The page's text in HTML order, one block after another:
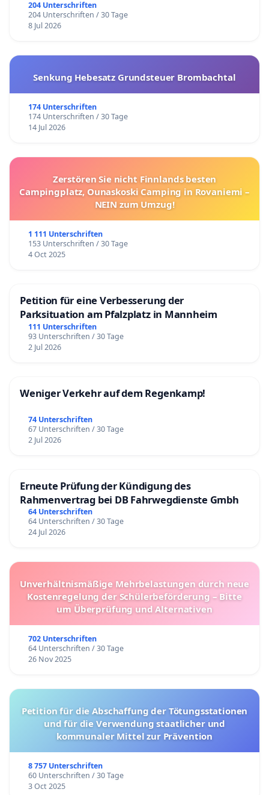
204 Unterschriften
204 Unterschriften / 30 Tage
8 Jul 2026
Senkung Hebesatz Grundsteuer Brombachtal
174 Unterschriften
174 Unterschriften / 30 Tage
14 Jul 2026
Zerstören Sie nicht Finnlands besten
Campingplatz, Ounaskoski Camping in Rovaniemi –
NEIN zum Umzug!
1 111 Unterschriften
153 Unterschriften / 30 Tage
4 Oct 2025
Petition für eine Verbesserung der
Parksituation am Pfalzplatz in Mannheim
111 Unterschriften
93 Unterschriften / 30 Tage
2 Jul 2026
Weniger Verkehr auf dem Regenkamp!
74 Unterschriften
67 Unterschriften / 30 Tage
2 Jul 2026
Erneute Prüfung der Kündigung des
Rahmenvertrag bei DB Fahrwegdienste Gmbh
64 Unterschriften
64 Unterschriften / 30 Tage
24 Jul 2026
Unverhältnismäßige Mehrbelastungen durch neue
Kostenregelung der Schülerbeförderung – Bitte
um Überprüfung und Alternativen
702 Unterschriften
64 Unterschriften / 30 Tage
26 Nov 2025
Petition für die Abschaffung der Tötungsstationen
und für die Verwendung staatlicher und
kommunaler Mittel zur Prävention
8 757 Unterschriften
60 Unterschriften / 30 Tage
3 Oct 2025